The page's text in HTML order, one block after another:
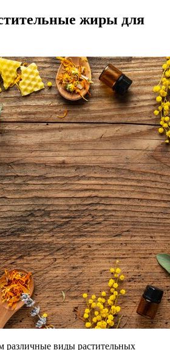
жиры для
различные виды растительных